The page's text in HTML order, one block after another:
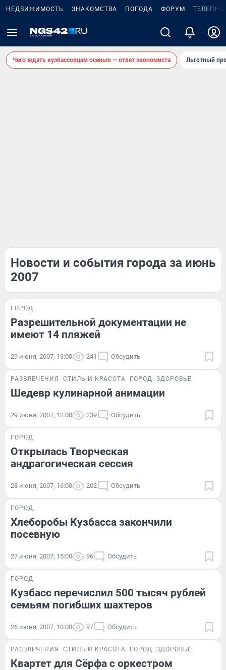
НЕДВИЖИМОСТЬ ЗНАКОМСТВА ПОГОДА ФОРУМ
Чего ждать кузбассовцам осенью — ответ экономиста Льготный
Новости и события города за июнь
2007
ГОРОД
Разрешительной документации не
имеют 14 пляжей
29 июня, 2007, 13:00 241 Обсудить
РАЗВЛЕЧЕНИЯ СТИЛЬ И КРАСОТА ГОРОД ЗДОРОВЬЕ
Шедевр кулинарной анимации
29 июня, 2007, 12:00 239 Обсудить
ГОРОД
Открылась Творческая
андрагогическая сессия
28 июня, 2007, 16:00 202 Обсудить
ГОРОД
Хлеборобы Кузбасса закончили
посевную
27 июня, 2007, 15:00 96 Обсудить
ГОРОД
Кузбасс перечислил 500 тысяч рублей
семьям погибших шахтеров
26 июня, 2007, 10:00 97 Обсудить
РАЗВЛЕЧЕНИЯ СТИЛЬ И КРАСОТА ГОРОД ЗДОРОВЬЕ
Квартет для Сёрфа с оркестром